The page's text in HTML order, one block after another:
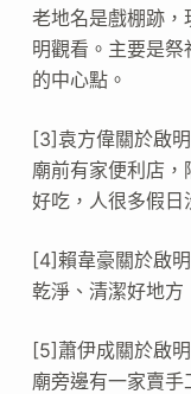
老地名是戲棚跡，
明觀看。主要是
的中心點。
[3]袁方偉關於啟明
廟前有家便利店
好吃，人很多假日
[4]賴韋豪關於啟明
乾淨、清潔好地方
[5]蕭伊成關於啟明
廟旁邊有一家賣手